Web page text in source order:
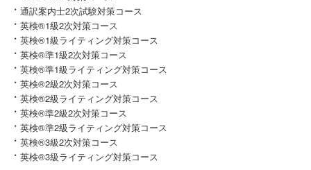
通訳案内士2次試験対策コース
英検®1級2次対策コース
英検®1級ライティング対策コース
英検®準1級2次対策コース
英検®準1級ライティング対策コース
英検®2級2次対策コース
英検®2級ライティング対策コース
英検®準2級2次対策コース
英検®準2級ライティング対策コース
英検®3級2次対策コース
英検®3級ライティング対策コース